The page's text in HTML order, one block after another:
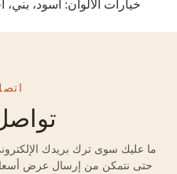
خيارات الألوان: أسود،
ما عليك سوى ترك بريدك
حتى نتمكن من إرسال عرض